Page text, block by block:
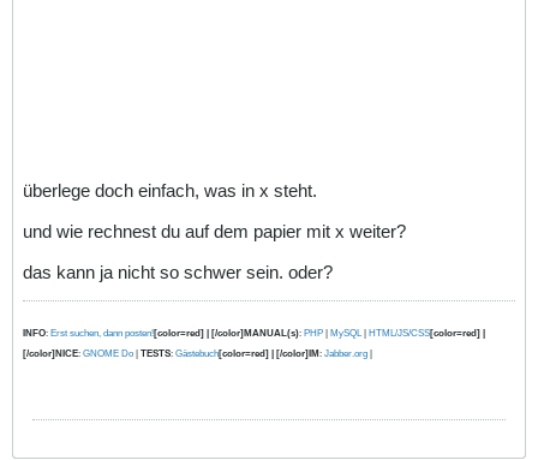
überlege doch einfach, was in x steht.
und wie rechnest du auf dem papier mit x weiter?
das kann ja nicht so schwer sein. oder?
INFO: Erst suchen, dann posten![color=red] | [/color]MANUAL(s): PHP | MySQL | HTML/JS/CSS[color=red] |
[/color]NICE: GNOME Do | TESTS: Gästebuch[color=red] | [/color]IM: Jabber.org |